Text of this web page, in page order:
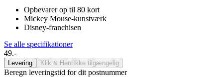
Opbevarer op til 80 kort
Mickey Mouse-kunstværk
Disney-franchisen
Se alle specifikationer
49.-
Levering Klik & Hent Ikke tilgængelig
Beregn leveringstid for dit postnummer